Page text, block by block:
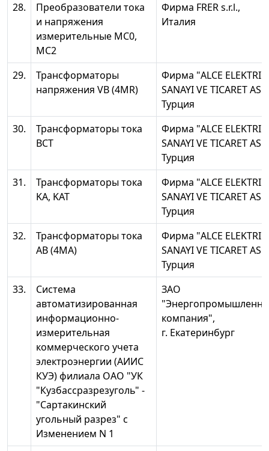
28.
Преобразователи тока
и напряжения
измерительные MC0,
MC2
Фирма FRER s.r.l.,
Италия
29.
Трансформаторы
напряжения VB (4MR)
Фирма "ALCE ELEKTRIK
SANAYI VE TICARET AS",
Турция
30.
Трансформаторы тока
BCT
Фирма "ALCE ELEKTRIK
SANAYI VE TICARET AS",
Турция
31.
Трансформаторы тока
KA, KAT
Фирма "ALCE ELEKTRIK
SANAYI VE TICARET AS",
Турция
32.
Трансформаторы тока
AB (4MA)
Фирма "ALCE ELEKTRIK
SANAYI VE TICARET AS",
Турция
33.
Система
автоматизированная
информационно-
измерительная
коммерческого учета
электроэнергии (АИИС
КУЭ) филиала ОАО "УК
"Кузбассразрезуголь" -
"Сартакинский
угольный разрез" с
Изменением N 1
ЗАО
компания",
г. Екатеринбург